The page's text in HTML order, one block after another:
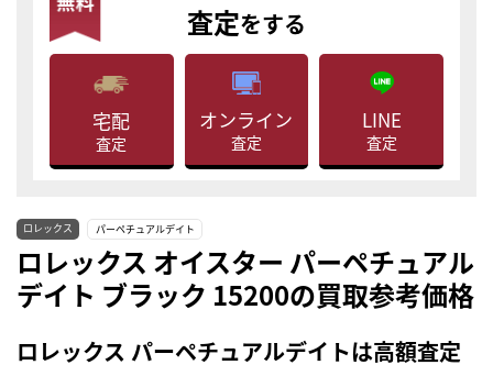
査定をする
宅配
査定
オンライン
査定
LINE
査定
ロレックス パーペチュアルデイト
ロレックス オイスター パーペチュアル
デイト ブラック 15200の買取参考価格
ロレックス パーペチュアルデイトは高額査定